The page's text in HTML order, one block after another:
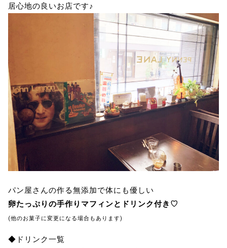
居心地の良いお店です♪
パン屋さんの作る無添加で体にも優しい
卵たっぷりの手作りマフィンとドリンク付き♡
(他のお菓子に変更になる場合もあります)
◆ドリンク一覧